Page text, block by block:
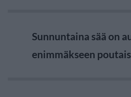
Sunnuntaina sää on
enimmäkseen